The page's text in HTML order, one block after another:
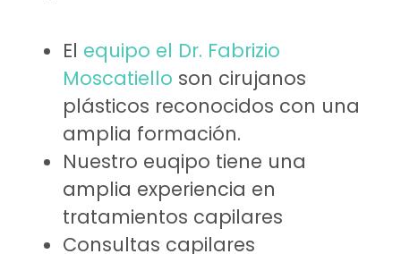
El equipo el Dr. Fabrizio
Moscatiello son cirujanos
plásticos reconocidos con una
amplia formación.
Nuestro euqipo tiene una
amplia experiencia en
tratamientos capilares
Consultas capilares